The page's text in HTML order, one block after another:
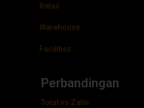
Retail
Warehouse
Facilities
Perbandingan
Total vs Zahir